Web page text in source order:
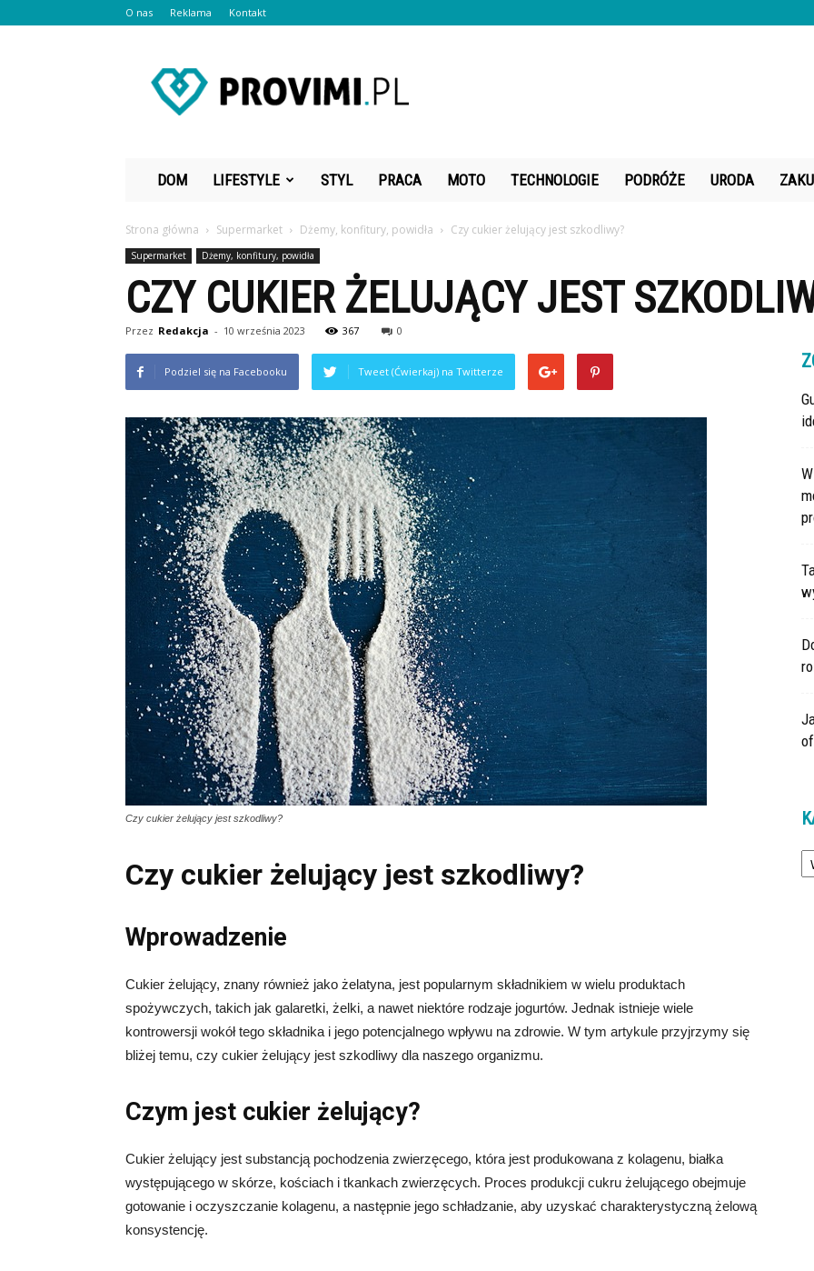
O nas Reklama Kontakt
DOM LIFESTYLE STYL PRACA MOTO TECHNOLOGIE PODRÓŻE URODA
Strona główna Supermarket Dżemy, konfitury, powidła Czy cukier żelujący jest szkodliwy?
Supermarket Dżemy, konfitury, powidła
CZY CUKIER ŻELUJĄCY JEST
Przez Redakcja - 10 września 2023 367 0
Podziel się na Facebooku Tweet (Ćwierkaj) na Twitterze
Czy cukier żelujący jest szkodliwy?
Czy cukier żelujący jest szkodliwy?
Wprowadzenie
Cukier żelujący, znany również jako żelatyna, jest popularnym składnikiem w wielu produktach
spożywczych, takich jak galaretki, żelki, a nawet niektóre rodzaje jogurtów. Jednak istnieje wiele
kontrowersji wokół tego składnika i jego potencjalnego wpływu na zdrowie. W tym artykule przyjrzymy się
bliżej temu, czy cukier żelujący jest szkodliwy dla naszego organizmu.
Czym jest cukier żelujący?
Cukier żelujący jest substancją pochodzenia zwierzęcego, która jest produkowana z kolagenu, białka
występującego w skórze, kościach i tkankach zwierzęcych. Proces produkcji cukru żelującego obejmuje
gotowanie i oczyszczanie kolagenu, a następnie jego schładzanie, aby uzyskać charakterystyczną żelową
konsystencję.